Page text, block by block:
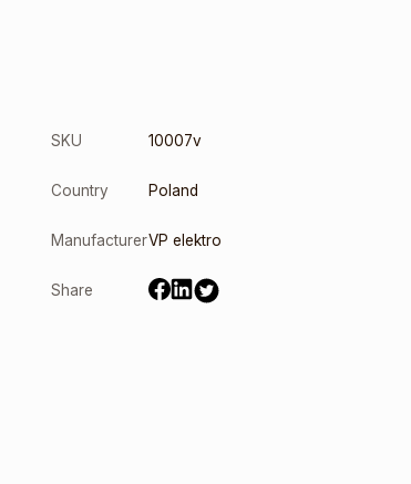
SKU 10007v
Country Poland
ManufacturerVP elektro
Share